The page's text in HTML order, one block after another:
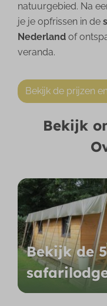
natuurgebied. Na
je je opfrissen in de
Nederland of
veranda.
Bekijk de prijzen
Bekijk
Bekijk de